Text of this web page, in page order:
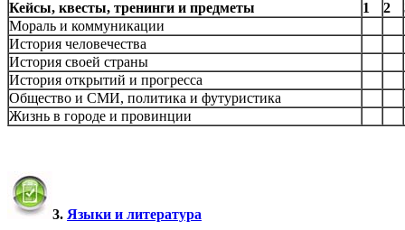
Кейсы, квесты, тренинги и предметы 1 2
Мораль и коммуникации
История человечества
История своей страны
История открытий и прогресса
Общество и СМИ, политика и футуристика
Жизнь в городе и провинции
3. Языки и литература